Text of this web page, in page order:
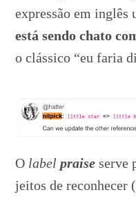
expressão em inglês
está sendo chato
o clássico “eu faria
O label praise serve
jeitos de reconhecer